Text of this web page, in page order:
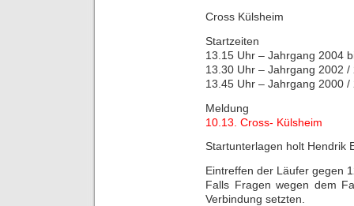
Cross Külsheim
Startzeiten
13.15 Uhr – Jahrgang 2004
13.30 Uhr – Jahrgang 2002 /
13.45 Uhr – Jahrgang 2000 /
Meldung
10.13. Cross- Külsheim
Startunterlagen holt Hendrik
Eintreffen der Läufer gegen
Falls Fragen wegen dem
Verbindung setzten.